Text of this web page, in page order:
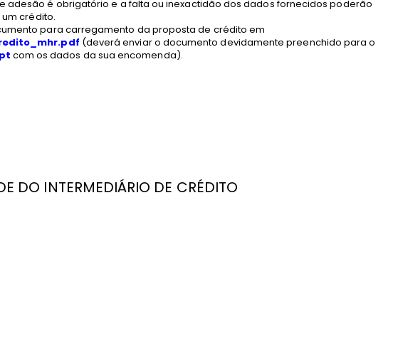
adesão é obrigatório e a falta ou inexactidão dos dados fornecidos poderão
crédito.
para carregamento da proposta de crédito em
(deverá enviar o documento devidamente preenchido para o
com os dados da sua encomenda).
DO INTERMEDIÁRIO DE CRÉDITO